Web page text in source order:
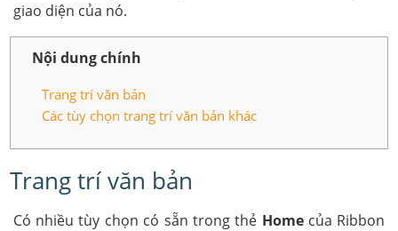
giao diện của nó.
Nội dung chính
Trang trí văn bản
Các tùy chọn trang trí văn bản khác
Trang trí văn bản
Có nhiều tùy chọn có sẵn trong thẻ Homecủa Ribbon